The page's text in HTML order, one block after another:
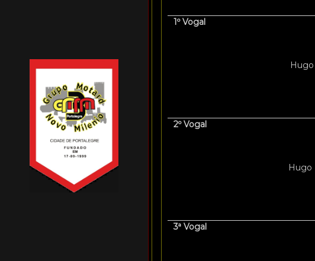
1º Vogal
2º Vogal
Hugo
3ª Vogal